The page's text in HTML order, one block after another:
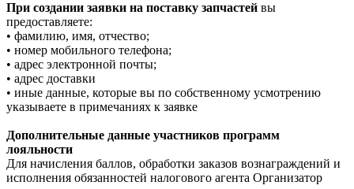
При создании заявки на поставку запчастей вы
предоставляете:
• фамилию, имя, отчество;
• номер мобильного телефона;
• адрес электронной почты;
• адрес доставки
• иные данные, которые вы по собственному усмотрению
указываете в примечаниях к заявке
Дополнительные данные участников программ
лояльности
Для начисления баллов, обработки заказов вознаграждений и
исполнения обязанностей налогового агента Организатор